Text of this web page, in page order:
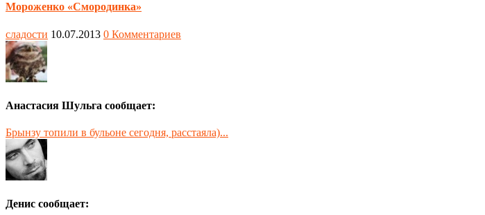
Мороженко «Смородинка»
сладости 10.07.2013 0 Комментариев
Анастасия Шульга сообщает:
Брынзу топили в бульоне сегодня, расстаяла)...
Денис сообщает: